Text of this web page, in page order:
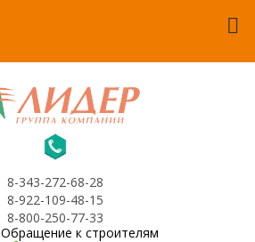
8-343-272-68-28
8-922-109-48-15
8-800-250-77-33
Обращение к строителям